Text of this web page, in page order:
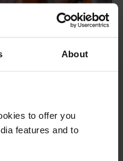
About
to offer you
features and to